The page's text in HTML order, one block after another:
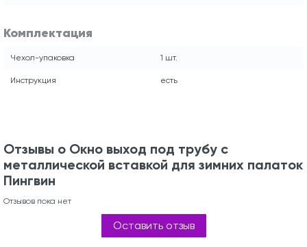
Комплектация
Чехол-упаковка 1 шт.
Инструкция есть
Отзывы о Окно выход под трубу с
металлической вставкой для зимних палаток
Пингвин
Отзывов пока нет
Оставить отзыв